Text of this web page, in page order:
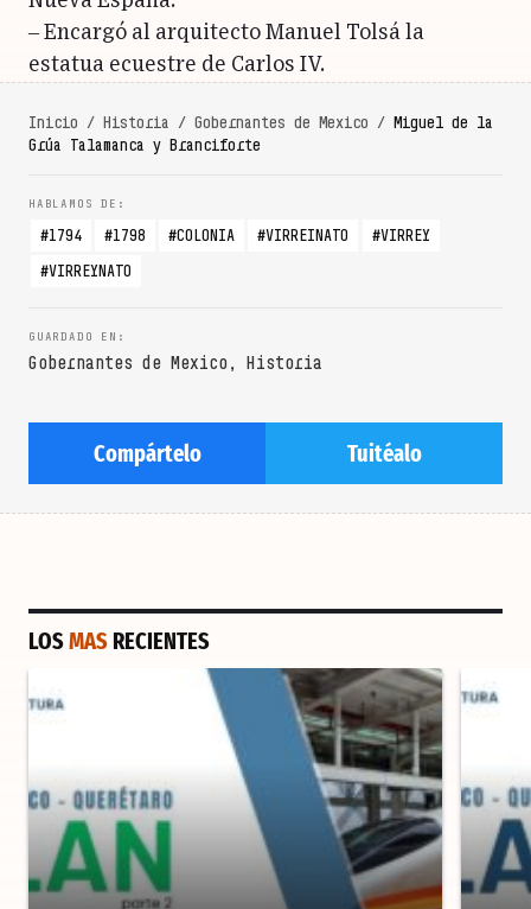
– Encargó al arquitecto Manuel Tolsá la
estatua ecuestre de Carlos IV.
Inicio / Historia / Gobernantes de Mexico / Miguel de la
Grúa Talamanca y Branciforte
1794 1798 COLONIA VIRREINATO
VIRREY
VIRREYNATO
Gobernantes de Mexico , Historia
Compártelo Tuitéalo
LOSMAS RECIENTES